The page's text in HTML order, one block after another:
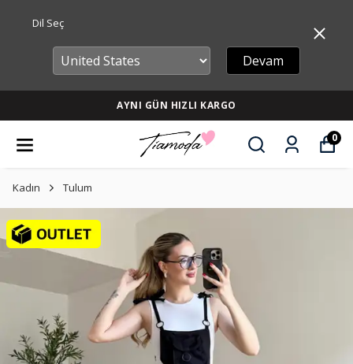
Dil Seç
Devam
AYNI GÜN HIZLI KARGO
0
Kadın Tulum